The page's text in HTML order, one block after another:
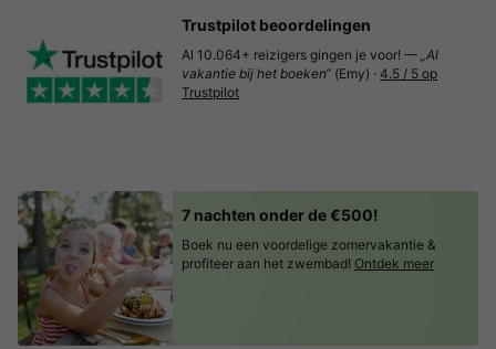
Trustpilot beoordelingen
Al 10.064+ reizigers gingen je voor! — „Al
vakantie bij het boeken“ (Emy) · 4.5 / 5 op
Trustpilot
7 nachten onder de €500!
Boek nu een voordelige zomervakantie &
profiteer aan het zwembad! Ontdek meer